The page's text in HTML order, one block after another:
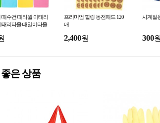
때수건 때타월 이태리
태리타올 때밀이타올
프리미엄 힐링 동전패드 120
매
2,400원
사계절
300원
은 상품